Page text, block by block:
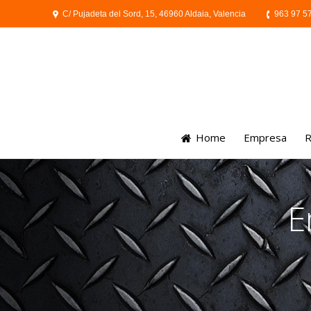
C/ Pujadeta del Sord, 15, 46960 Aldaia, Valencia 963 97
Home Empresa
You